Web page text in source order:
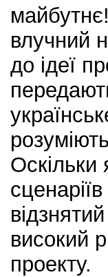
влучний
до ідеї
Оскільки
високий
проекту.